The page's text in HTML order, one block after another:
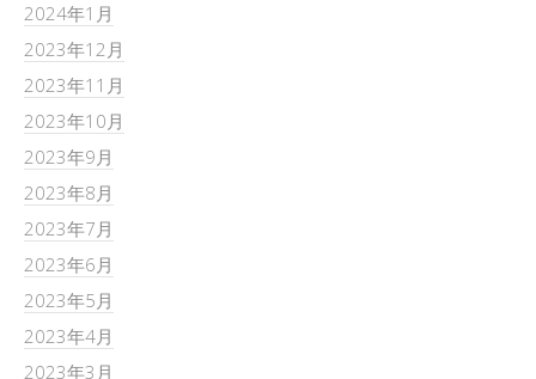
2024年1月
2023年12月
2023年11月
2023年10月
2023年9月
2023年8月
2023年7月
2023年6月
2023年5月
2023年4月
2023年3月